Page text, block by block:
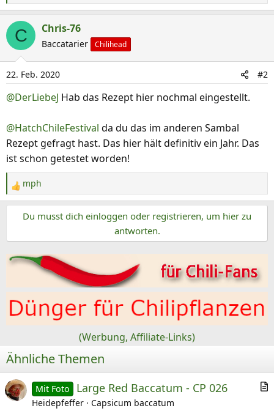
e
a
t
i
o
n
e
:
C Chris-76
Baccatarier Chilihead
22. Feb. 2020 #2
@DerLiebeJ Hab das Rezept hier nochmal eingestellt.
@HatchChileFestival da du das im anderen Sambal
Rezept gefragt hast. Das hier hält definitiv ein Jahr. Das
ist schon getestet worden!
R
e
t
i
mph
Du musst dich einloggen oder registrieren, um hier zu
antworten.
(Werbung, Affiliate-Links)
Ähnliche Themen
Mit Foto Large Red Baccatum - CP 026
Heidepfeffer
Capsicum baccatum